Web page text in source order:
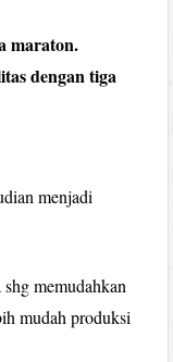
maraton.
dengan tiga
menjadi
memudahkan
mudah produksi